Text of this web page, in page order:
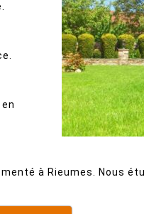
à Rieumes. Nous